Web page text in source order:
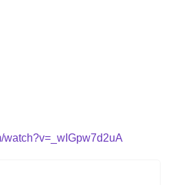
watch?v=_wIGpw7d2uA